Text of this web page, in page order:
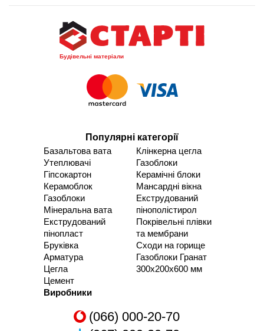
Будівельні матеріали
Популярні категорії
Базальтова вата
Утеплювачі
Гіпсокартон
Керамоблок
Газоблоки
Мінеральна вата
Екструдований
пінопласт
Бруківка
Арматура
Цегла
Цемент
Клінкерна цегла
Газоблоки
Керамічні блоки
Мансардні вікна
Екструдований
пінополістирол
Покрівельні плівки
та мембрани
Сходи на горище
Газоблоки Гранат
300х200х600 мм
Виробники
(066) 000-20-70